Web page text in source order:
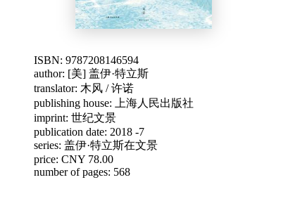
ISBN: 9787208146594
author: [美] 盖伊·特立斯
translator: 木风 /许诺
publishing house:
上海人民出版社
imprint: 世纪文景
publication date: 2018 -7
series: 盖伊·特立斯在文景
price: CNY 78.00
number of pages: 568